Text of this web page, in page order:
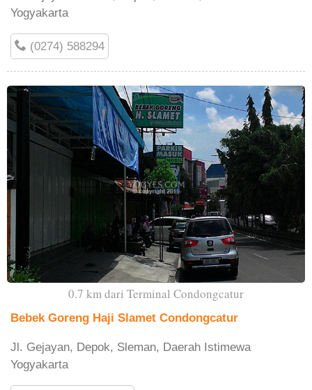
Yogyakarta
(0274) 588294
0.7 km dari Terminal Condongcatur
Bebek Goreng Haji Slamet Condongcatur
Jl. Gejayan, Depok, Sleman, Daerah Istimewa
Yogyakarta